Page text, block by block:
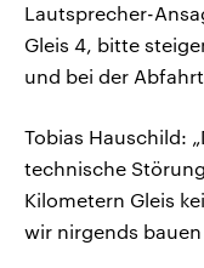
Lautsprecher-
Gleis 4, bitte
und bei der
Tobias Hauschild:
technische
Kilometern Gleis
wir nirgends